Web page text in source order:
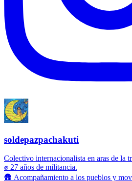
soldepazpachakuti
Colectivo internacionalista en aras de la
✊ 27 años de militancia.
🛖 Acompañamiento a los pueblos y